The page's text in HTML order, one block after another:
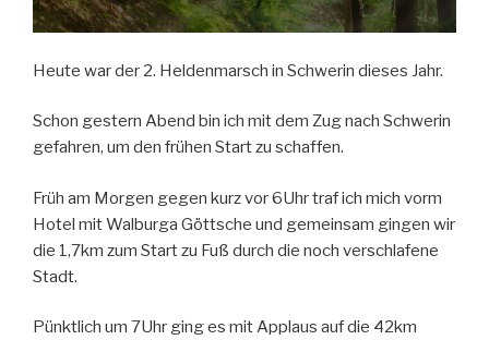
Heute war der 2. Heldenmarsch in Schwerin dieses Jahr.
Schon gestern Abend bin ich mit dem Zug nach Schwerin
gefahren, um den frühen Start zu schaffen.
Früh am Morgen gegen kurz vor 6Uhr traf ich mich vorm
Hotel mit Walburga Göttsche und gemeinsam gingen wir
die 1,7km zum Start zu Fuß durch die noch verschlafene
Stadt.
Pünktlich um 7Uhr ging es mit Applaus auf die 42km